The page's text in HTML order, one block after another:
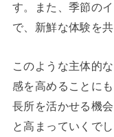
す。また、季節の
で、新鮮な体験を
このような主体的
感を高めることに
長所を活かせる機
と高まっていくでし